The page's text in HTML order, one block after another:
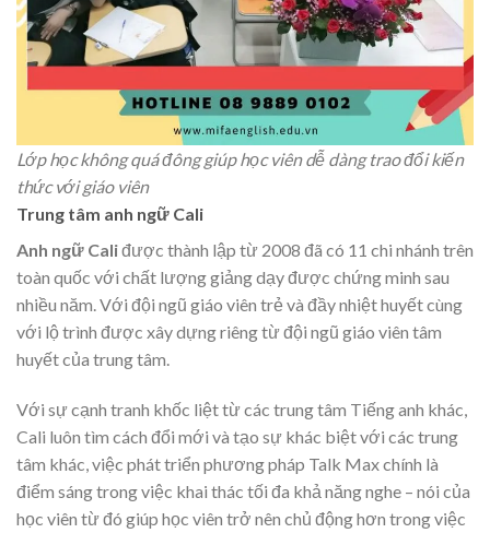
Lớp học không quá đông giúp học viên dễ dàng trao đổi kiến
thức với giáo viên
Trung tâm anh ngữ Cali
Anh ngữ Caliđược thành lập từ 2008 đã có 11 chi nhánh trên
toàn quốc với chất lượng giảng dạy được chứng minh sau
nhiều năm. Với đội ngũ giáo viên trẻ và đầy nhiệt huyết cùng
với lộ trình được xây dựng riêng từ đội ngũ giáo viên tâm
huyết của trung tâm.
Với sự cạnh tranh khốc liệt từ các trung tâm Tiếng anh khác,
Cali luôn tìm cách đổi mới và tạo sự khác biệt với các trung
tâm khác, việc phát triển phương pháp Talk Max chính là
điểm sáng trong việc khai thác tối đa khả năng nghe – nói của
học viên từ đó giúp học viên trở nên chủ động hơn trong việc